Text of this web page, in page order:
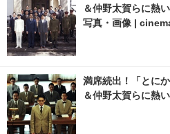
＆仲野太賀らに熱
写真・画像 |
満席続出！「とに
＆仲野太賀らに熱